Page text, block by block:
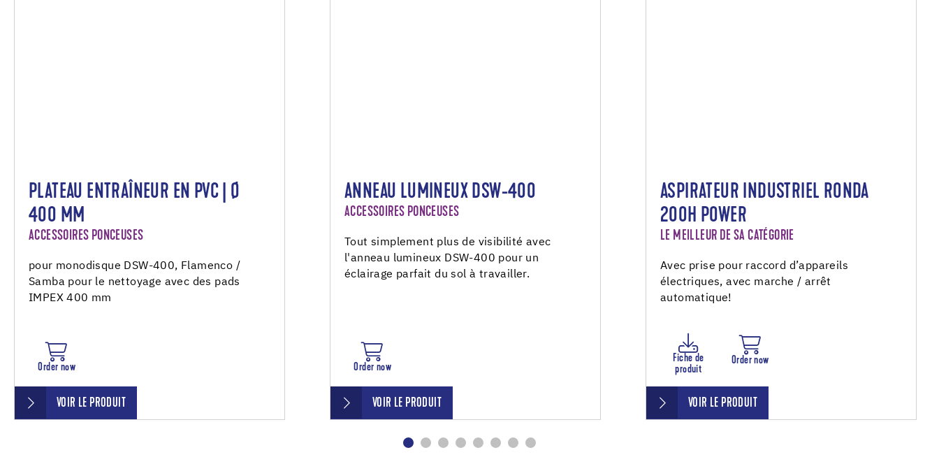
PLATEAU ENTRAÎNEUR EN PVC | Ø
400 MM
ACCESSOIRES PONCEUSES
pour monodisque DSW-400, Flamenco /
Samba pour le nettoyage avec des pads
IMPEX 400 mm
Order now
VOIR LE PRODUIT
ANNEAU LUMINEUX DSW-400
ACCESSOIRES PONCEUSES
Tout simplement plus de visibilité avec
l'anneau lumineux DSW-400 pour un
éclairage parfait du sol à travailler.
Order now
VOIR LE PRODUIT
ASPIRATEUR INDUSTRIEL RONDA
200H POWER
LE MEILLEUR DE SA CATÉGORIE
Avec prise pour raccord d’appareils
électriques, avec marche / arrêt
automatique!
Fiche de
produit
Order now
VOIR LE PRODUIT